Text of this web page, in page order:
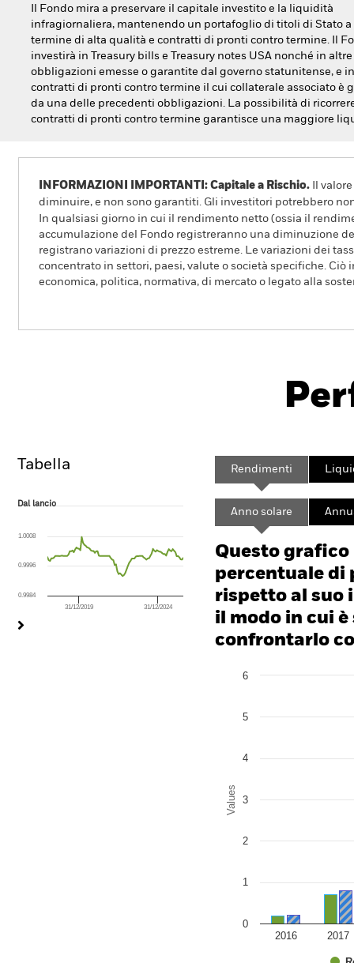
Il Fondo mira a preservare il capitale investito e la liquidità
infragiornaliera, mantenendo un portafoglio di titoli di Stato a
termine di alta qualità e contratti di pronti contro termine. Il
investirà in Treasury bills e Treasury notes USA nonché in altre
obbligazioni emesse o garantite dal governo statunitense, e in
contratti di pronti contro termine il cui collaterale associato è
da una delle precedenti obbligazioni. La possibilità di
contratti di pronti contro termine garantisce una maggiore
INFORMAZIONI IMPORTANTI: Capitale a Rischio. Il
diminuire, e non sono garantiti. Gli investitori potrebbero
In qualsiasi giorno in cui il rendimento netto (ossia il
accumulazione del Fondo registreranno una diminuzione
registrano variazioni di prezzo estreme. Le variazioni dei
concentrato in settori, paesi, valute o società specifiche.
economica, politica, normativa, di mercato o legato alla
Scheda
Tabella
Dal lancio
The chart has 1 X axis displaying Time. Range: 2018-01-01 00:00:00 to
The chart has 1 Y axis displaying values. Range: 0.9984 to 1.002.
Dal lancio
31/12/2019 31/12/2024
0.9984
0.9996
1.0008
Rendimenti
Anno solare
Questo
percentuale di
rispetto al suo
il modo in cui
confrontarlo
Chart
Bar chart with 2 data
Values
2016 2017
0
1
2
3
4
5
6